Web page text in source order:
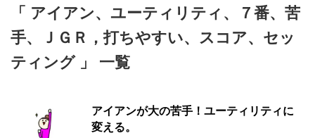
「 アイアン、ユーティリティ、７番、苦
手、ＪＧＲ，打ちやすい、スコア、セッ
ティング 」 一覧
アイアンが大の苦手！ユーティリティに
変える。